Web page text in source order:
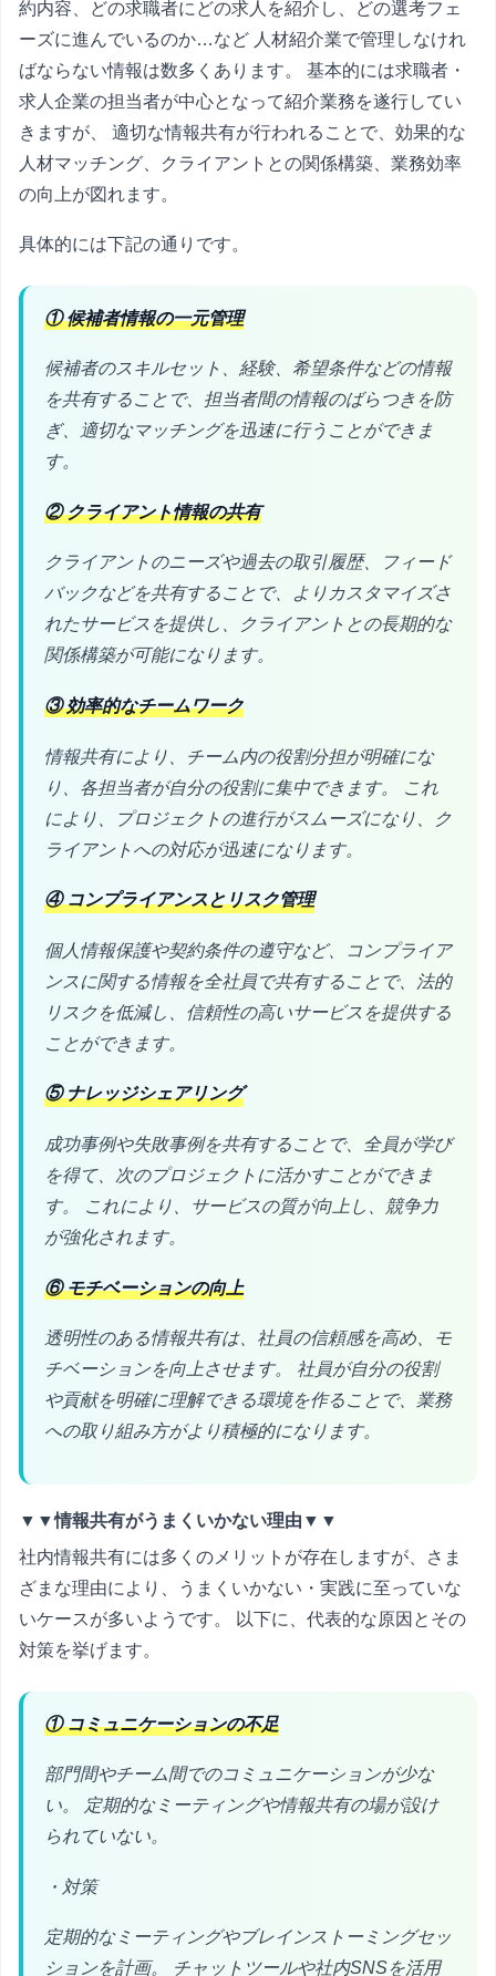
約内容、どの求職者にどの求人を紹介し、どの選考フェ
ーズに進んでいるのか…など 人材紹介業で管理しなけれ
ばならない情報は数多くあります。 基本的には求職者・
求人企業の担当者が中心となって紹介業務を遂行してい
きますが、 適切な情報共有が行われることで、効果的な
人材マッチング、クライアントとの関係構築、業務効率
の向上が図れます。
具体的には下記の通りです。
① 候補者情報の一元管理
候補者のスキルセット、経験、希望条件などの情報
を共有することで、担当者間の情報のばらつきを防
ぎ、適切なマッチングを迅速に行うことができま
す。
② クライアント情報の共有
クライアントのニーズや過去の取引履歴、フィード
バックなどを共有することで、よりカスタマイズさ
れたサービスを提供し、クライアントとの長期的な
関係構築が可能になります。
③ 効率的なチームワーク
情報共有により、チーム内の役割分担が明確にな
り、各担当者が自分の役割に集中できます。 これ
により、プロジェクトの進行がスムーズになり、ク
ライアントへの対応が迅速になります。
④ コンプライアンスとリスク管理
個人情報保護や契約条件の遵守など、コンプライア
ンスに関する情報を全社員で共有することで、法的
リスクを低減し、信頼性の高いサービスを提供する
ことができます。
⑤ ナレッジシェアリング
成功事例や失敗事例を共有することで、全員が学び
を得て、次のプロジェクトに活かすことができま
す。 これにより、サービスの質が向上し、競争力
が強化されます。
⑥ モチベーションの向上
透明性のある情報共有は、社員の信頼感を高め、モ
チベーションを向上させます。 社員が自分の役割
や貢献を明確に理解できる環境を作ることで、業務
への取り組み方がより積極的になります。
▼▼情報共有がうまくいかない理由▼▼
社内情報共有には多くのメリットが存在しますが、さま
ざまな理由により、うまくいかない・実践に至っていな
いケースが多いようです。 以下に、代表的な原因とその
対策を挙げます。
① コミュニケーションの不足
部門間やチーム間でのコミュニケーションが少な
い。 定期的なミーティングや情報共有の場が設け
られていない。
・対策
定期的なミーティングやブレインストーミングセッ
ションを計画。 チャットツールや社内SNSを活用